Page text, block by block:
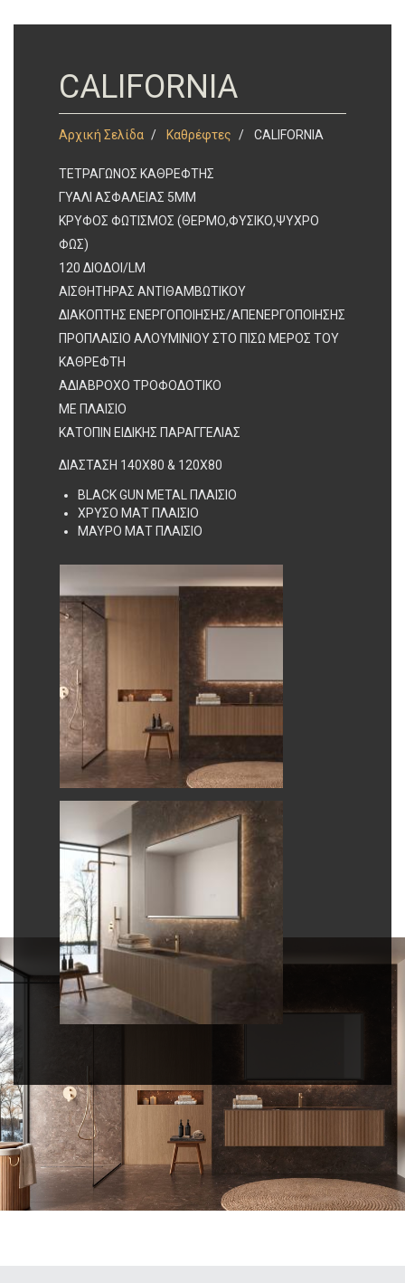
CALIFORNIA
Αρχική Σελίδα Καθρέφτες CALIFORNIA
ΤΕΤΡΑΓΩΝΟΣ ΚΑΘΡΕΦΤΗΣ
ΓΥΑΛΙ ΑΣΦΑΛΕΙΑΣ 5ΜΜ
ΚΡΥΦΟΣ ΦΩΤΙΣΜΟΣ (ΘΕΡΜΟ,ΦΥΣΙΚΟ,ΨΥΧΡΟ
ΦΩΣ)
120 ΔΙΟΔΟΙ/LM
AΙΣΘΗΤΗΡΑΣ ΑΝΤΙΘΑΜΒΩΤΙΚΟΥ
ΔΙΑΚΟΠΤΗΣ ΕΝΕΡΓΟΠΟΙΗΣΗΣ/ΑΠΕΝΕΡΓΟΠΟΙΗΣΗΣ
ΠΡΟΠΛΑΙΣΙΟ ΑΛΟΥΜΙΝΙΟΥ ΣΤΟ ΠΙΣΩ ΜΕΡΟΣ ΤΟΥ
ΚΑΘΡΕΦΤΗ
ΑΔΙΑΒΡΟΧΟ ΤΡΟΦΟΔΟΤΙΚΟ
ΜΕ ΠΛΑΙΣΙΟ
ΚΑΤΟΠΙΝ ΕΙΔΙΚΗΣ ΠΑΡΑΓΓΕΛΙΑΣ
ΔΙΑΣΤΑΣΗ 140X80 & 120X80
BLACK GUN METAL ΠΛΑΙΣΙΟ
ΧΡΥΣΟ ΜΑΤ ΠΛΑΙΣΙΟ
ΜΑΥΡΟ ΜΑΤ ΠΛΑΙΣΙΟ